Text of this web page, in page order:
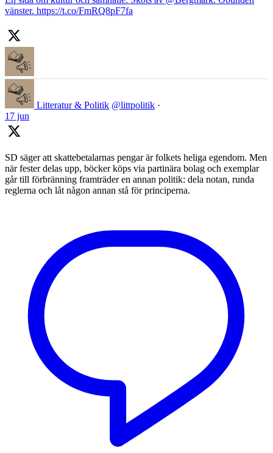
vänster. https://t.co/FmRQ8pF7fa
Litteratur & Politik @littpolitik ·
17 jun
SD säger att skattebetalarnas pengar är folkets heliga egendom. Men
när fester delas upp, böcker köps via partinära bolag och exemplar
går till förbränning framträder en annan politik: dela notan, runda
reglerna och låt någon annan stå för principerna.